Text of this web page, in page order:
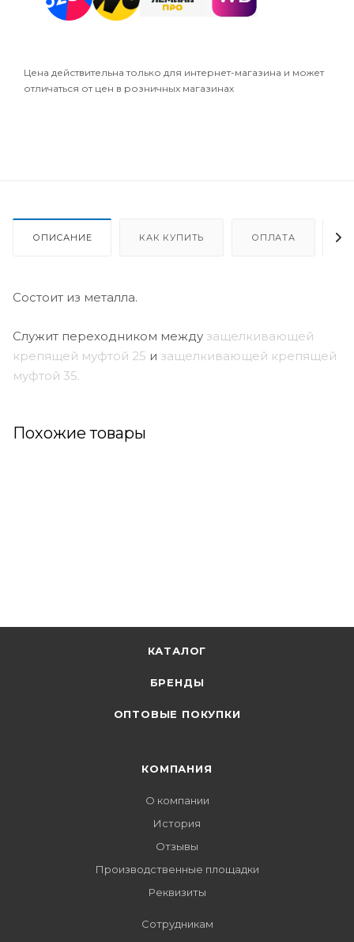
Цена действительна только для интернет-магазина и может
отличаться от цен в розничных магазинах
ОПИСАНИЕ КАК КУПИТЬ ОПЛАТА
Состоит из металла.
Служит переходником между защелкивающей
крепящей муфтой 25 и защелкивающей крепящей
муфтой 35.
Похожие товары
КАТАЛОГ
БРЕНДЫ
ОПТОВЫЕ ПОКУПКИ
КОМПАНИЯ
О компании
История
Отзывы
Производственные площадки
Реквизиты
Сотрудникам